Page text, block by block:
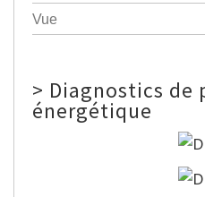
Vue
> Diagnostics de
énergétique